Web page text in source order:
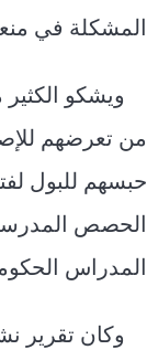
المشكلة في
ويشكو
من تعرضهم
الحصص
المدراس
وكان تقرير